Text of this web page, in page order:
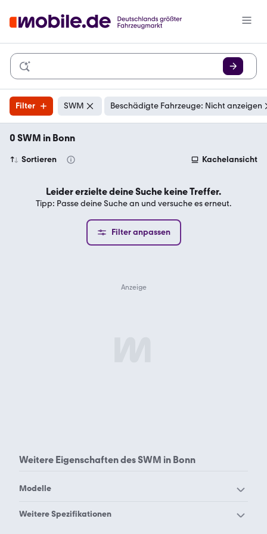
Filter SWM Beschädigte Fahrzeuge: Nicht anzeigen
0 SWM in Bonn
Sortieren Kachelansicht
Leider erzielte deine Suche keine Treffer.
Tipp: Passe deine Suche an und versuche es erneut.
Filter anpassen
Weitere Eigenschaften desSWM in Bonn
Modelle
SWM G01
Weitere Spezifikationen